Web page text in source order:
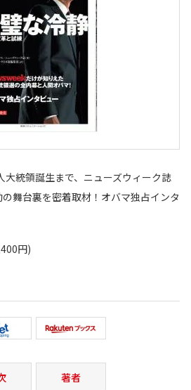
統領誕生まで、ニューズウィーク誌
舞台裏を密着取材！オバマ独占インタ
円)
著者